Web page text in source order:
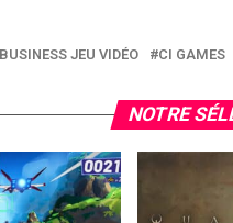
BUSINESS JEU VIDÉO CI GAMES
NOTRE